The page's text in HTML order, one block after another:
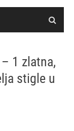
1 zlatna,
stigle u